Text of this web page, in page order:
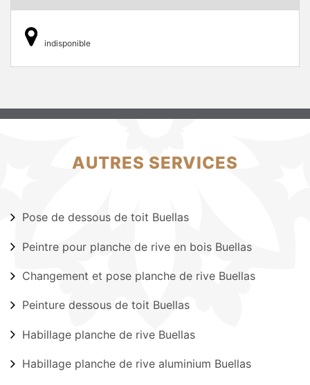
indisponible
AUTRES SERVICES
Pose de dessous de toit Buellas
Peintre pour planche de rive en bois Buellas
Changement et pose planche de rive Buellas
Peinture dessous de toit Buellas
Habillage planche de rive Buellas
Habillage planche de rive aluminium Buellas